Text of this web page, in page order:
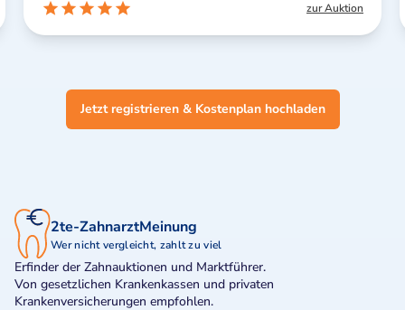
zur Auktion
Jetzt registrieren & Kostenplan hochladen
2te-ZahnarztMeinung
Wer nicht vergleicht, zahlt zu viel
Erfinder der Zahnauktionen und Marktführer.
Von gesetzlichen Krankenkassen und privaten
Krankenversicherungen empfohlen.